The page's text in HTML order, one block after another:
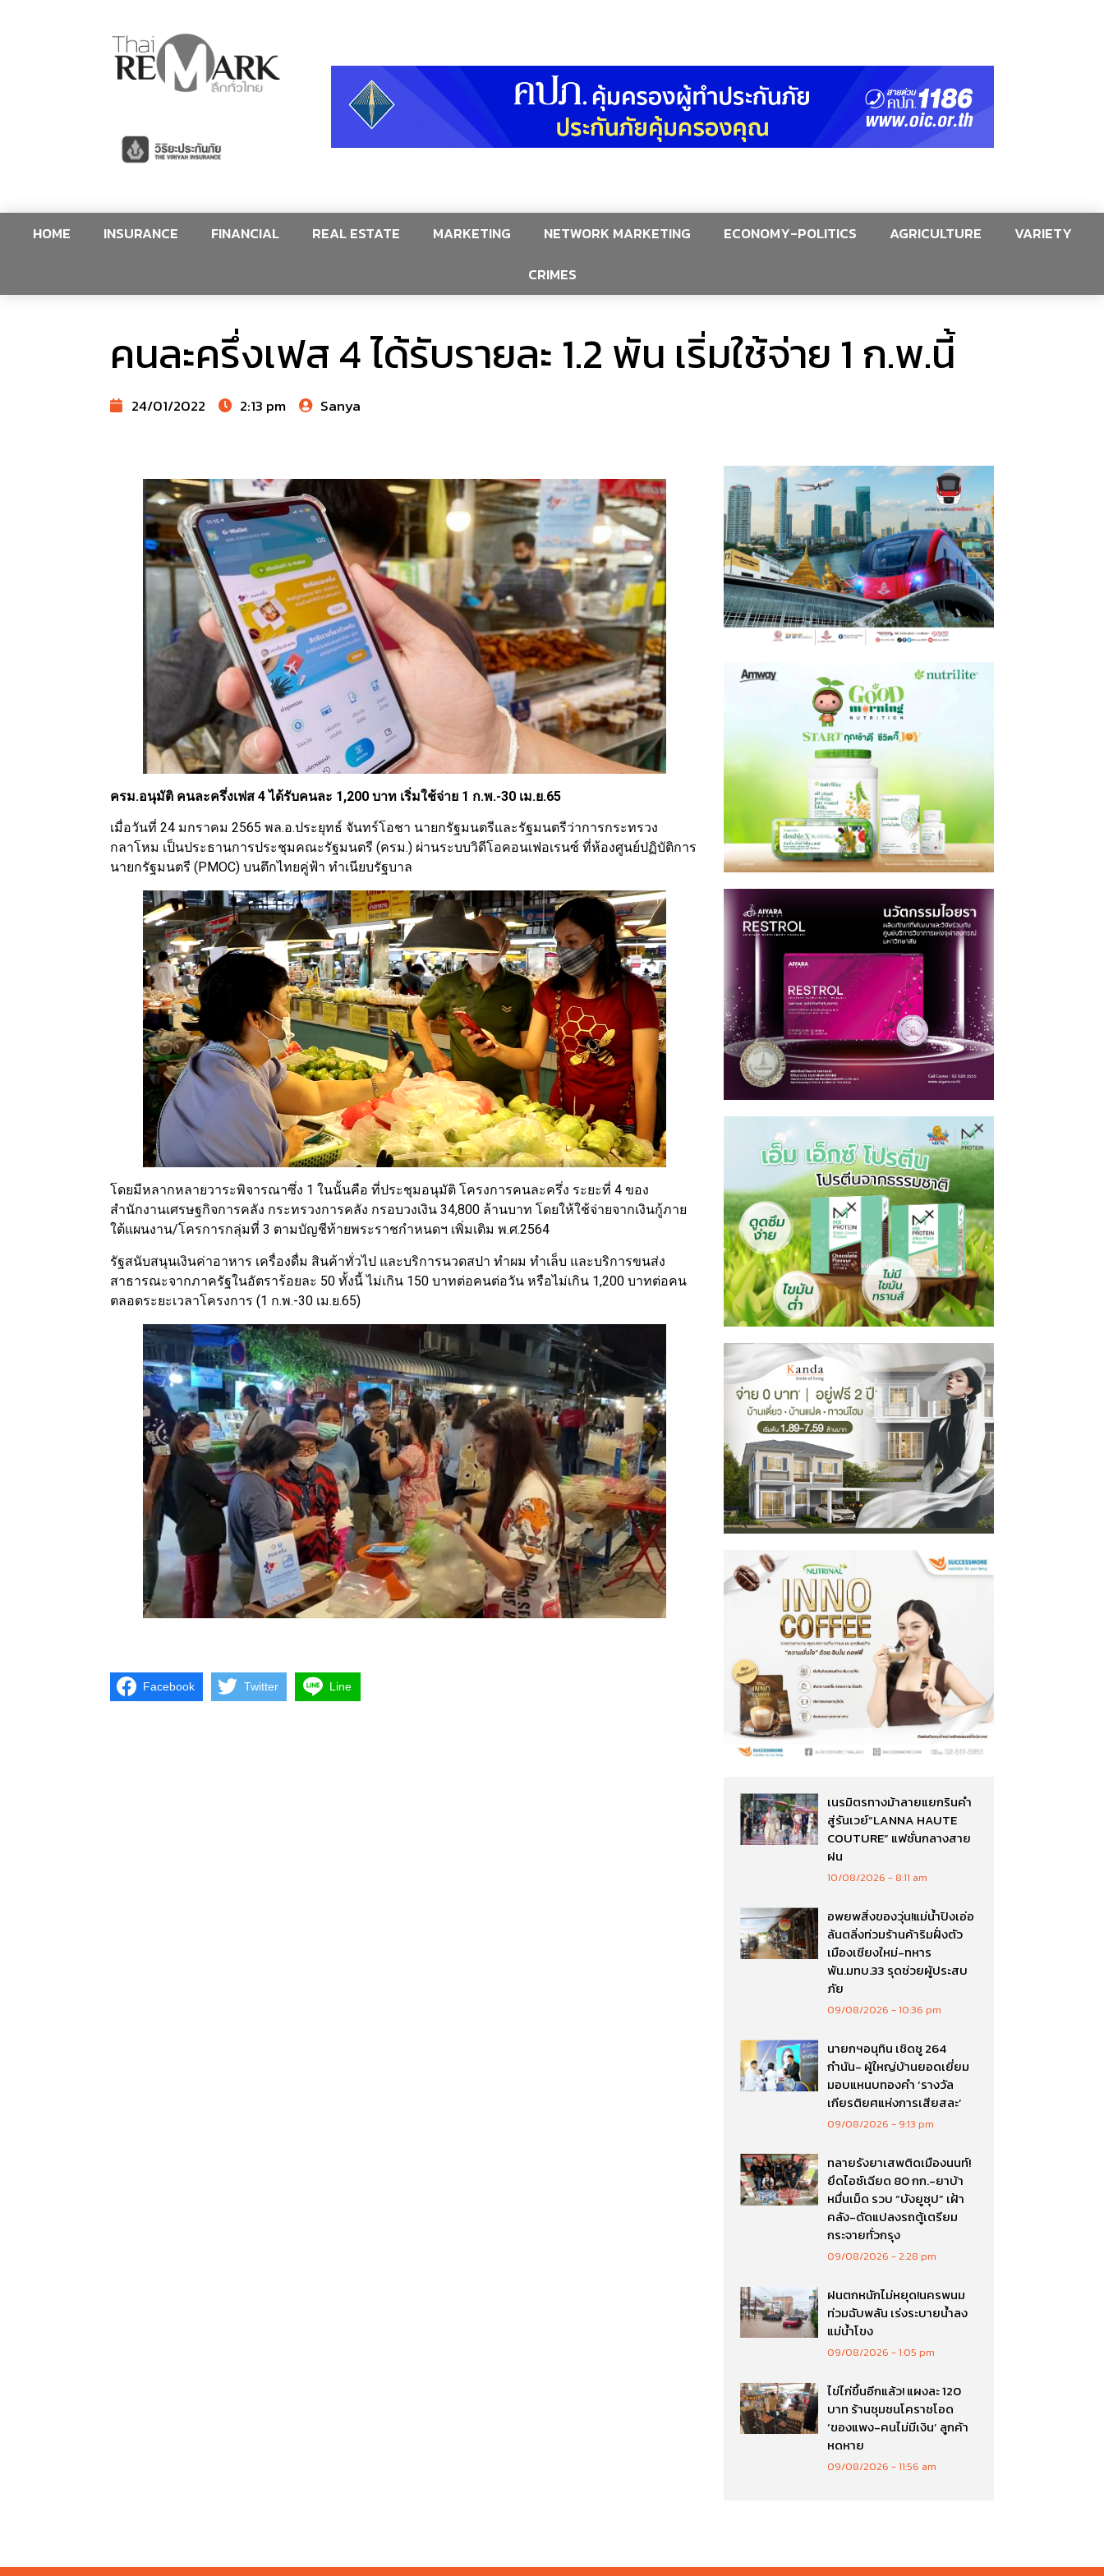
HOME INSURANCE FINANCIAL REAL ESTATE MARKETING NETWORK MARKETING ECONOMY-POLITICS AGRICULTURE
VARIETY
CRIMES
คนละครึ่งเฟส 4 ได้รับรายละ 1.2 พัน เริ่มใช้จ่าย 1 ก.พ.นี้
24/01/2022 2:13 pm Sanya
ครม.อนุมัติ คนละครึ่งเฟส 4 ได้รับคนละ 1,200 บาท เริ่มใช้จ่าย 1 ก.พ.-30 เม.ย.65
เมื่อวันที่ 24 มกราคม 2565 พล.อ.ประยุทธ์ จันทร์โอชา นายกรัฐมนตรีและรัฐมนตรีว่าการกระทรวง
กลาโหม เป็นประธานการประชุมคณะรัฐมนตรี (ครม.) ผ่านระบบวิดีโอคอนเฟอเรนซ์ ที่ห้องศูนย์ปฏิบัติการ
นายกรัฐมนตรี (PMOC) บนตึกไทยคู่ฟ้า ทำเนียบรัฐบาล
โดยมีหลากหลายวาระพิจารณาซึ่ง 1 ในนั้นคือ ที่ประชุมอนุมัติ โครงการคนละครึ่ง ระยะที่ 4 ของ
สำนักงานเศรษฐกิจการคลัง กระทรวงการคลัง กรอบวงเงิน 34,800 ล้านบาท โดยให้ใช้จ่ายจากเงินกู้ภาย
ใต้แผนงาน/โครการกลุ่มที่ 3 ตามบัญชีท้ายพระราชกำหนดฯ เพิ่มเติม พ.ศ.2564
รัฐสนับสนุนเงินค่าอาหาร เครื่องดื่ม สินค้าทั่วไป และบริการนวดสปา ทำผม ทำเล็บ และบริการขนส่ง
สาธารณะจากภาครัฐในอัตราร้อยละ 50 ทั้งนี้ ไม่เกิน 150 บาทต่อคนต่อวัน หรือไม่เกิน 1,200 บาทต่อคน
ตลอดระยะเวลาโครงการ (1 ก.พ.-30 เม.ย.65)
Facebook Twitter Line
เนรมิตรทางม้าลายแยกรินคำ
สู่รันเวย์“LANNA HAUTE
COUTURE” แฟชั่นกลางสาย
ฝน
10/08/2026 8:11 am
อพยพสิ่งของวุ่น!แม่น้ำปิงเอ่อ
ล้นตลิ่งท่วมร้านค้าริมฝั่งตัว
เมืองเชียงใหม่-ทหาร
พัน.มทบ.33 รุดช่วยผู้ประสบ
ภัย
09/08/2026 10:36 pm
นายกฯอนุทิน เชิดชู 264
กำนัน- ผู้ใหญ่บ้านยอดเยี่ยม
มอบแหนบทองคำ ‘รางวัล
เกียรติยศแห่งการเสียสละ’
09/08/2026 9:13 pm
ทลายรังยาเสพติดเมืองนนท์!
ยึดไอซ์เฉียด 80 กก.-ยาบ้า
หมื่นเม็ด รวบ “บังยูซุป” เฝ้า
คลัง-ดัดแปลงรถตู้เตรียม
กระจายทั่วกรุง
09/08/2026 2:28 pm
ฝนตกหนักไม่หยุด!นครพนม
ท่วมฉับพลัน เร่งระบายน้ำลง
แม่น้ำโขง
09/08/2026 1:05 pm
ไข่ไก่ขึ้นอีกแล้ว! แผงละ 120
บาท ร้านชุมชนโคราชโอด
‘ของแพง-คนไม่มีเงิน’ ลูกค้า
หดหาย
09/08/2026 11:56 am